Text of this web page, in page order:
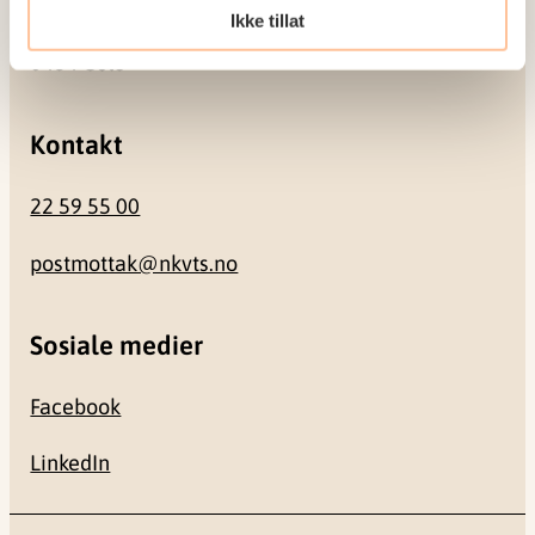
Ikke tillat
Kontakt
22 59 55 00
postmottak@nkvts.no
Sosiale medier
Facebook
LinkedIn